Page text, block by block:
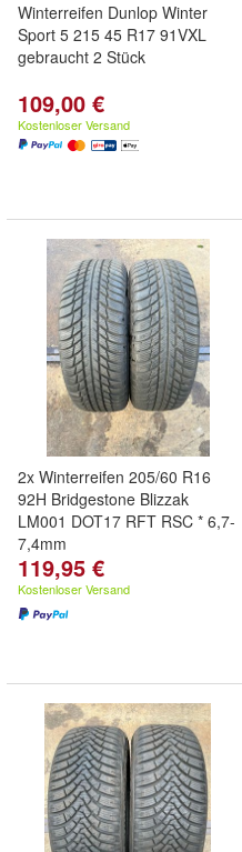
Winterreifen Dunlop Winter
Sport 5 215 45 R17 91VXL
gebraucht 2 Stück
109,00 €
Kostenloser Versand
2x Winterreifen 205/60 R16
92H Bridgestone Blizzak
LM001 DOT17 RFT RSC * 6,7-
7,4mm
119,95 €
Kostenloser Versand